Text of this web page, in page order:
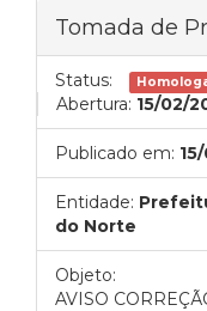
Tomada de
Status:
Abertura: 15/02/
Publicado em:
Entidade:
do Norte
Objeto:
AVISO